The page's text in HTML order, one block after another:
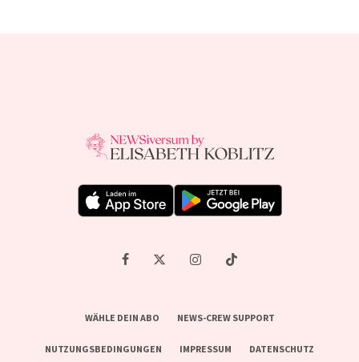
WÄHLE DEIN ABO NEWS-CREW SUPPORT
NUTZUNGSBEDINGUNGEN IMPRESSUM DATENSCHUTZ